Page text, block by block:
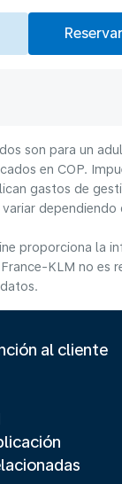
son para un
en COP.
gastos de
dependiendo
proporciona la
KLM no es
al cliente